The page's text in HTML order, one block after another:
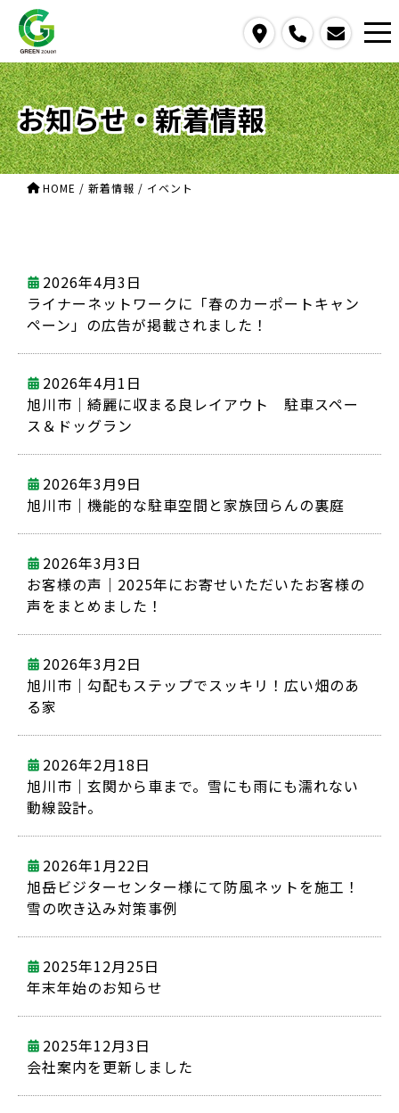
contact us
お知らせ・新着情報
HOME / 新着情報 / イベント
2026年4月3日
ライナーネットワークに「春のカーポートキャン
ペーン」の広告が掲載されました！
2026年4月1日
旭川市｜綺麗に収まる良レイアウト 駐車スペー
ス＆ドッグラン
2026年3月9日
旭川市｜機能的な駐車空間と家族団らんの裏庭
2026年3月3日
お客様の声｜2025年にお寄せいただいたお客様の
声をまとめました！
2026年3月2日
旭川市｜勾配もステップでスッキリ！広い畑のあ
る家
2026年2月18日
旭川市｜玄関から車まで。雪にも雨にも濡れない
動線設計。
2026年1月22日
旭岳ビジターセンター様にて防風ネットを施工！
雪の吹き込み対策事例
2025年12月25日
年末年始のお知らせ
2025年12月3日
会社案内を更新しました